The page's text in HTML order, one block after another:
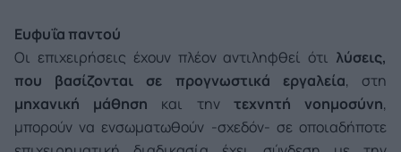
Ευφυΐα παντού
Οι επιχειρήσεις έχουν πλέον αντιληφθεί ότι λύσεις,
που βασίζονται σε προγνωστικά εργαλεία, στη
μηχανική μάθηση και την τεχνητή νοημοσύνη,
μπορούν να ενσωματωθούν -σχεδόν- σε οποιαδήποτε